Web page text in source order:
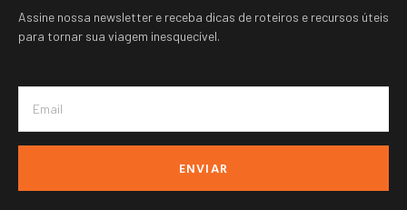
Assine nossa newsletter e receba dicas de roteiros e recursos úteis
para tornar sua viagem inesquecível.
ENVIAR